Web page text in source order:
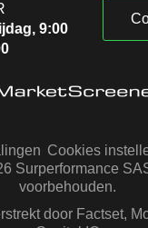
9:00
Cookies
Surperformance
voorbehouden.
door Factset,